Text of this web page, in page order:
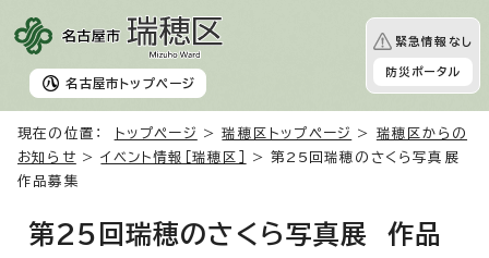
名古屋市 トップページ
緊急情報なし
防災ポータル
現在の位置： トップページ >瑞穂区トップページ > 瑞穂区からの
お知らせ >イベント情報［瑞穂区］
> 第25回瑞穂のさくら写真展
作品募集
第25回瑞穂のさくら写真展 作品